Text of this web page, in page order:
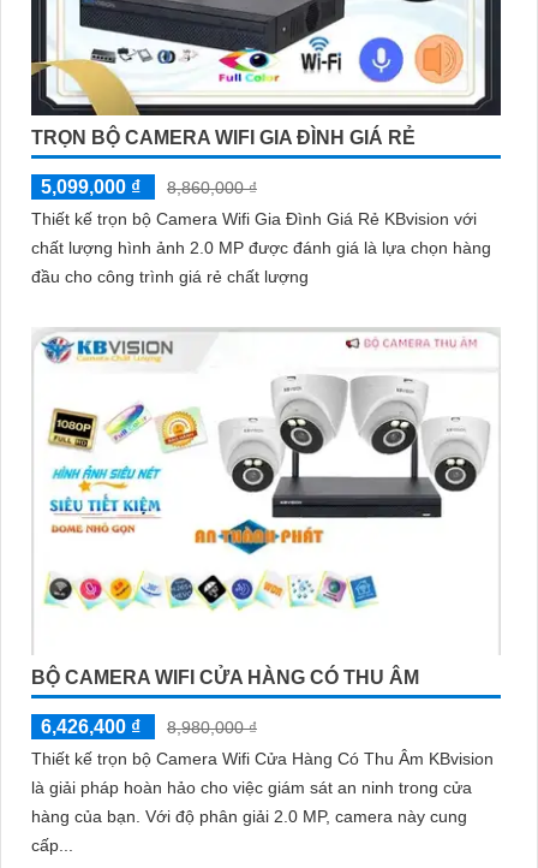
TRỌN BỘ CAMERA WIFI GIA ĐÌNH GIÁ RẺ
5,099,000 ₫
8,860,000 ₫
Thiết kế trọn bộ Camera Wifi Gia Đình Giá Rẻ KBvision với
chất lượng hình ảnh 2.0 MP được đánh giá là lựa chọn hàng
đầu cho công trình giá rẻ chất lượng
BỘ CAMERA WIFI CỬA HÀNG CÓ THU ÂM
6,426,400 ₫
8,980,000 ₫
Thiết kế trọn bộ Camera Wifi Cửa Hàng Có Thu Âm KBvision
là giải pháp hoàn hảo cho việc giám sát an ninh trong cửa
hàng của bạn. Với độ phân giải 2.0 MP, camera này cung
cấp...